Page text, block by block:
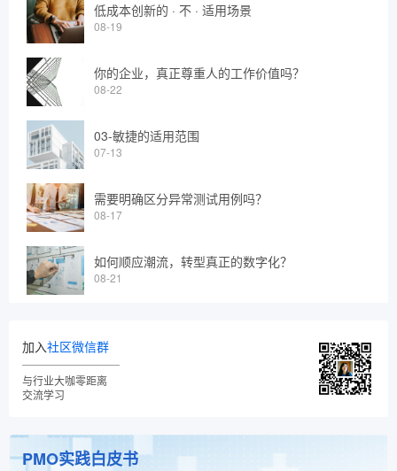
低成本创新的 · 不 · 适用场景
08-19
你的企业，真正尊重人的工作价值吗？
08-22
03-敏捷的适用范围
07-13
需要明确区分异常测试用例吗？
08-17
如何顺应潮流，转型真正的数字化？
08-21
加入社区微信群
与行业大咖零距离
交流学习
PMO实践白皮书